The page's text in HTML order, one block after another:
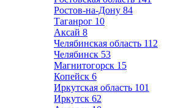
Ростов-на-Дону 84
Таганрог 10
Аксай 8
Челябинская область 112
Челябинск 53
Магнитогорск 15
Копейск 6
Иркутская область 101
Иркутск 62